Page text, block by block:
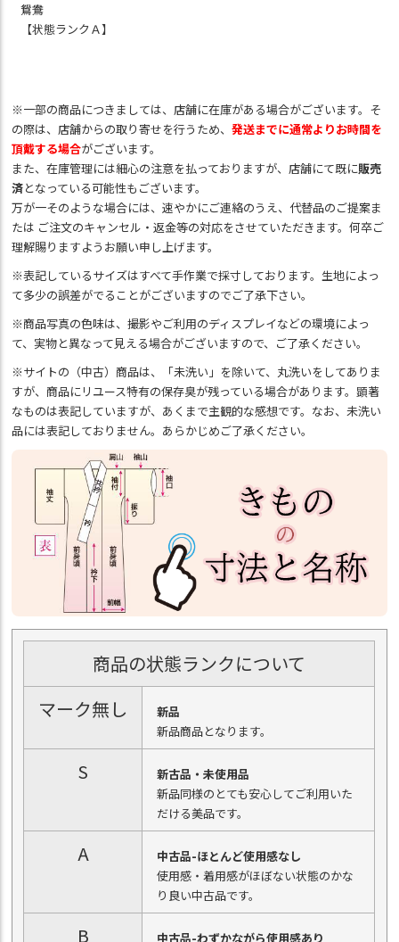
鴛鴦
【状態ランクＡ】
※一部の商品につきましては、店舗に在庫がある場合がございます。そ
の際は、店舗からの取り寄せを行うため、発送までに通常よりお時間を
頂戴する場合がございます。
また、在庫管理には細心の注意を払っておりますが、店舗にて既に販売
済となっている可能性もございます。
万が一そのような場合には、速やかにご連絡のうえ、代替品のご提案ま
たは ご注文のキャンセル・返金等の対応をさせていただきます。何卒ご
理解賜りますようお願い申し上げます。
※表記しているサイズはすべて手作業で採寸しております。生地によっ
て多少の誤差がでることがございますのでご了承下さい。
※商品写真の色味は、撮影やご利用のディスプレイなどの環境によっ
て、実物と異なって見える場合がございますので、ご了承ください。
※サイトの（中古）商品は、「未洗い」を除いて、丸洗いをしてありま
すが、商品にリユース特有の保存臭が残っている場合があります。顕著
なものは表記していますが、あくまで主観的な感想です。なお、未洗い
品には表記しておりません。あらかじめご了承ください。
商品の状態ランクについて
マーク無し
新品
新品商品となります。
S
新古品・未使用品
新品同様のとても安心してご利用いた
だける美品です。
A
中古品-ほとんど使用感なし
使用感・着用感がほぼない状態のかな
り良い中古品です。
B 中古品-わずかながら使用感あり